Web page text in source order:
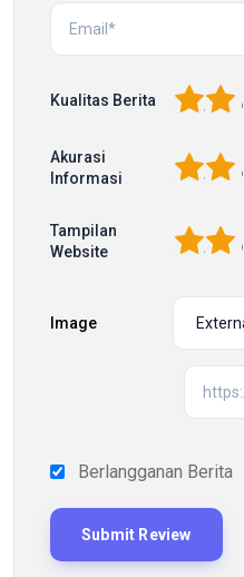
Kualitas Berita 3
2
Akurasi
Informasi
3
2
Tampilan
Website
3
2
Image
Berlangganan Berita